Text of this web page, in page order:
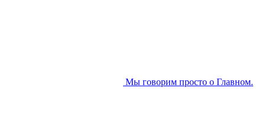
Мы говорим просто о Главном.